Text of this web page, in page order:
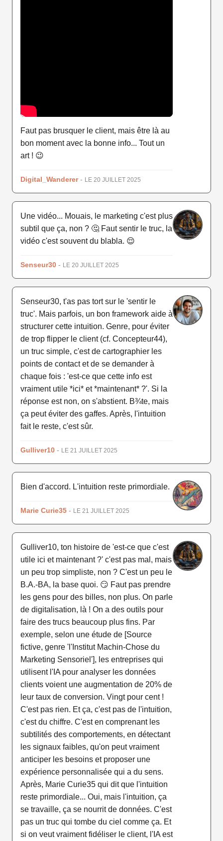
Faut pas brusquer le client, mais être là au
bon moment avec la bonne info... Tout un
art ! 😉
Digital_Wanderer- LE 20 JUILLET 2025
Une vidéo... Mouais, le marketing c'est plus
subtil que ça, non ? 🤔 Faut sentir le truc, la
vidéo c'est souvent du blabla. 😌
Senseur30 - LE 20 JUILLET 2025
Senseur30, t'as pas tort sur le 'sentir le
truc'. Mais parfois, un bon framework aide à
structurer cette intuition. Genre, pour éviter
de trop flipper le client (cf. Concepteur44),
un truc simple, c'est de cartographier les
points de contact et de se demander à
chaque fois : 'est-ce que cette info est
vraiment utile *ici* et *maintenant* ?'. Si la
réponse est non, on s'abstient. B¾te, mais
ça peut éviter des gaffes. Après, l'intuition
fait le reste, c'est sûr.
Gulliver10 - LE 21 JUILLET 2025
Bien d'accord. L'intuition reste primordiale.
Marie Curie35 - LE 21 JUILLET 2025
Gulliver10, ton histoire de 'est-ce que c'est
utile ici et maintenant ?' c'est pas mal, mais
un peu trop simpliste, non ? C'est un peu le
B.A.-BA, la base quoi. 😏 Faut pas prendre
les gens pour des billes, non plus. On parle
de digitalisation, là ! On a des outils pour
faire des trucs beaucoup plus fins. Par
exemple, selon une étude de [Source
fictive, genre 'l'Institut Machin-Chose du
Marketing Sensoriel'], les entreprises qui
utilisent l'IA pour analyser les données
clients voient une augmentation de 20% de
leur taux de conversion. Vingt pour cent !
C'est pas rien. Et ça, c'est pas de l'intuition,
c'est du chiffre. C'est en comprenant les
subtilités des comportements, en détectant
les signaux faibles, qu'on peut vraiment
anticiper les besoins et proposer une
expérience personnalisée qui a du sens.
Après, Marie Curie35 qui dit que l'intuition
reste primordiale... Oui, mais l'intuition, ça
se travaille, ça se nourrit de données. C'est
pas un truc qui tombe du ciel comme ça. Et
si on veut vraiment fidéliser le client, l'IA est